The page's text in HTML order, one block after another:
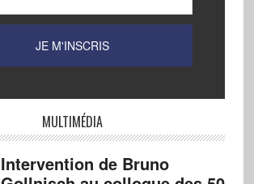
MULTIMÉDIA
Intervention de Bruno